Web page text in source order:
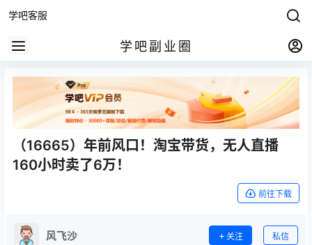
学吧客服
学吧副业圈
（16665）年前风口！淘宝带货，无人直播
160小时卖了6万！
前往下载
风飞沙 关注 私信